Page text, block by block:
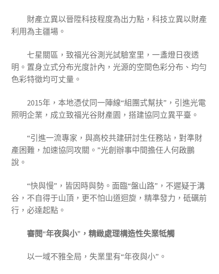
財產立異以晉陞科技程度為出力點，科技立異以財產
利用為主疆場。
七星關區，致福光谷測光試驗室里，一盞燈日夜透
明。置身立式分布光度計內，光源的空間色彩分布、均勻
色彩特徵均可丈量。
2015年，本地憑仗同一陣線“組團式幫扶”，引進光電
照明企業，成立致福光谷財產園，搭建協同立異平臺。
“引進一流專家，與高校共建研討生任務站，對準財
產困難，加速協同攻關。”光創辦事中間擔任人何啟鵬
說。
“快與慢”，皆因時與勢。面臨“盤山路”，不遲疑于溝
谷，不自得于山頂，更不怕山道迴旋，精準發力，砥礪前
行，必達起點。
審閱“年夜與小”，精緻處理構造性失業牴觸
以一域不雅全局，失業里有“年夜與小”。